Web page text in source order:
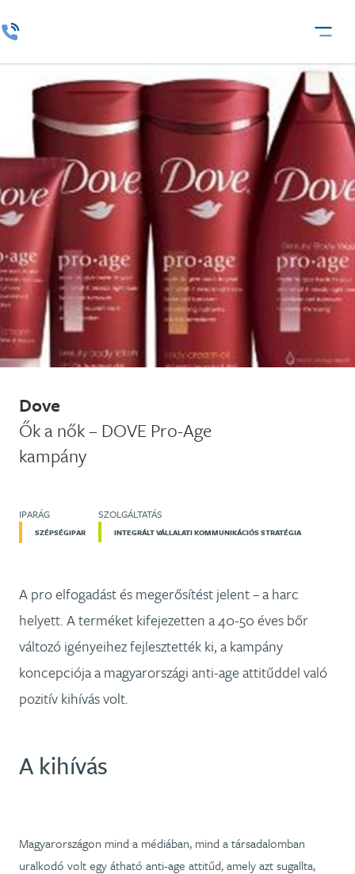
Dove
Ők a nők – DOVE Pro-Age
kampány
IPARÁG
SZÉPSÉGIPAR
SZOLGÁLTATÁS
INTEGRÁLT VÁLLALATI KOMMUNIKÁCIÓS STRATÉGIA
A pro elfogadást és megerősítést jelent – a harc
helyett. A terméket kifejezetten a 40-50 éves bőr
változó igényeihez fejlesztették ki, a kampány
koncepciója a magyarországi anti-age attitűddel való
pozitív kihívás volt.
A kihívás
Magyarországon mind a médiában, mind a társadalomban
uralkodó volt egy átható anti-age attitűd, amely azt sugallta,